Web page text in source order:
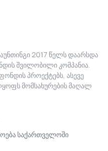
2017 წელს დაარსდა
შვილობილი კომპანია.
პროექტებს, ასევე
მომსახურების მაღალ
საქართველოში